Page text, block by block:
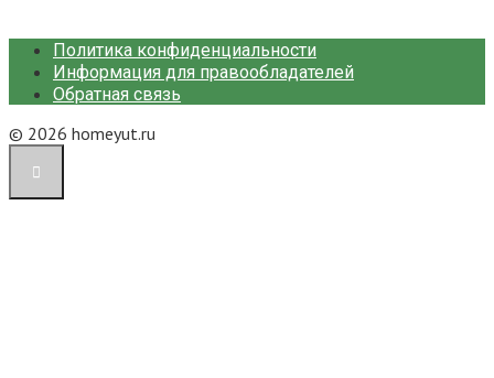
Политика конфиденциальности
Информация для правообладателей
Обратная связь
© 2026 homeyut.ru